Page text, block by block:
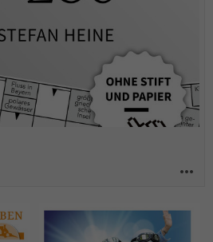
more_horiz